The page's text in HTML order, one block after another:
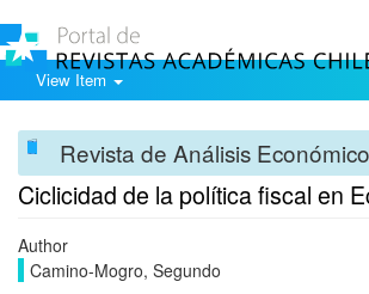
View Item
Revista de Análisis Económico
Ciclicidad de la política fiscal en
Author
Camino-Mogro, Segundo